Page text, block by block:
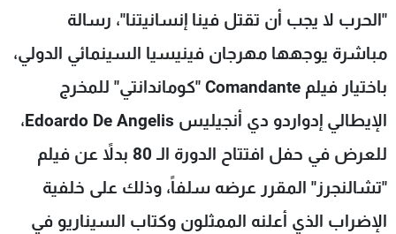
"الحرب لا يجب أن تقتل فينا إنسانيتنا"، رسالة
مباشرة يوجهها مهرجان فينيسيا السينمائي الدولي،
باختيار فيلم Comandante "كوماندانتي" للمخرج
الإيطالي إدواردو دي أنجيليس Edoardo De Angelis،
للعرض في حفل افتتاح الدورة الـ 80 بدلاً عن فيلم
"تشالنجرز" المقرر عرضه سلفاً، وذلك على خلفية
الإضراب الذي أعلنه الممثلون وكتاب السيناريو في
شاهد البرامج
الترددات
عن MTV
لاعلاناتكم
وظائف
شروط الإسـتخدام
سياسة الخصوصية